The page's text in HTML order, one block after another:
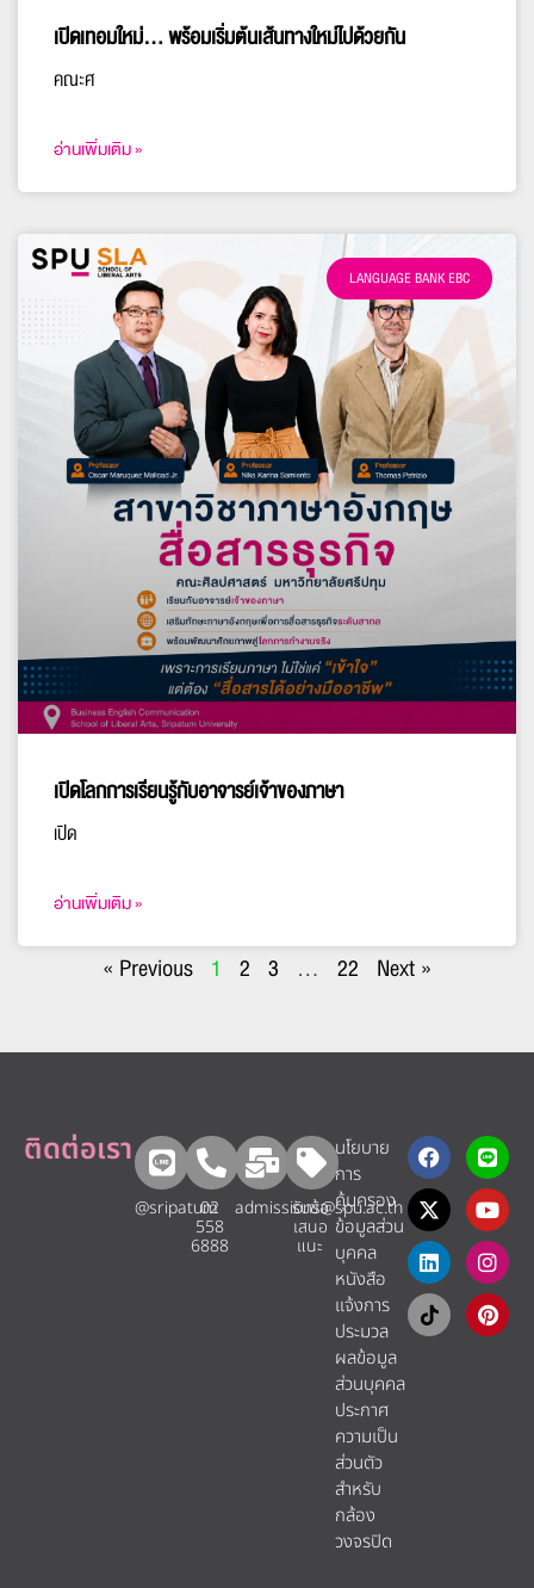
เปิดเทอมใหม่… พร้อมเริ่มต้นเส้นทางใหม่ไปด้วยกัน
คณะศ
อ่านเพิ่มเติม »
LANGUAGE BANK EBC
เปิดโลกการเรียนรู้กับอาจารย์เจ้าของภาษา
เปิด
อ่านเพิ่มเติม »
« Previous 1 2 3 … 22 Next »
ติดต่อเรา
@sripatum
02
558
6888
admissions@spu.ac.th
รับข้อ
เสนอ
แนะ​
นโยบาย
การ
คุ้มครอง
ข้อมูลส่วน
บุคคล
หนังสือ
แจ้งการ
ประมวล
ผลข้อมูล
ส่วนบุคคล
ประกาศ
ความเป็น
ส่วนตัว
สำหรับ
กล้อง
วงจรปิด